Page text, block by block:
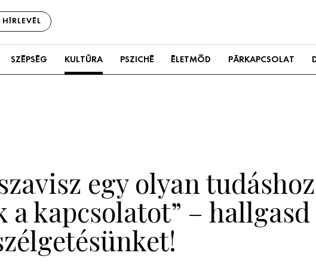
HÍRLEVÉL
SZÉPSÉG KULTÚRA PSZICHÉ ÉLETMÓD PÁRKAPCSOLAT
egy olyan
a kapcsolatot” –